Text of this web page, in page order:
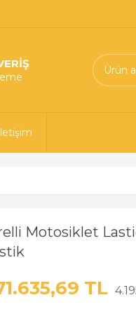
Motosiklet
TL